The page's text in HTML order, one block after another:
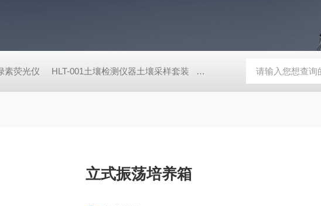
素荧光仪 HLT-001土壤检测仪器土壤采样套装 德国MN 91346过氧乙酸检测仪
立式振荡培养箱